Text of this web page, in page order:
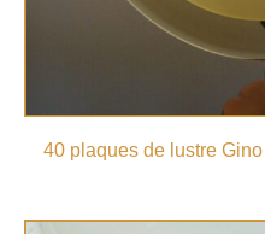
40 plaques de lustre